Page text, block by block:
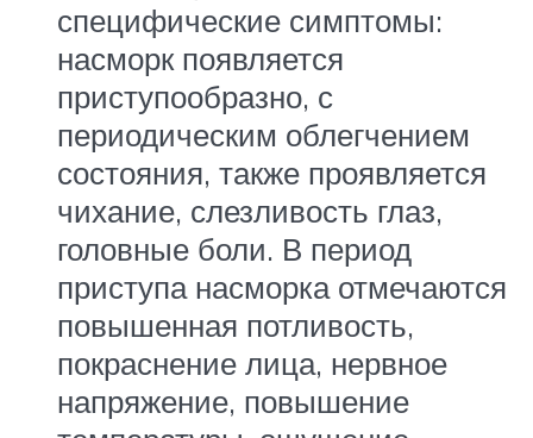
специфические симптомы:
насморк появляется
приступообразно, с
периодическим облегчением
состояния, также проявляется
чихание, слезливость глаз,
головные боли. В период
приступа насморка отмечаются
повышенная потливость,
покраснение лица, нервное
напряжение, повышение